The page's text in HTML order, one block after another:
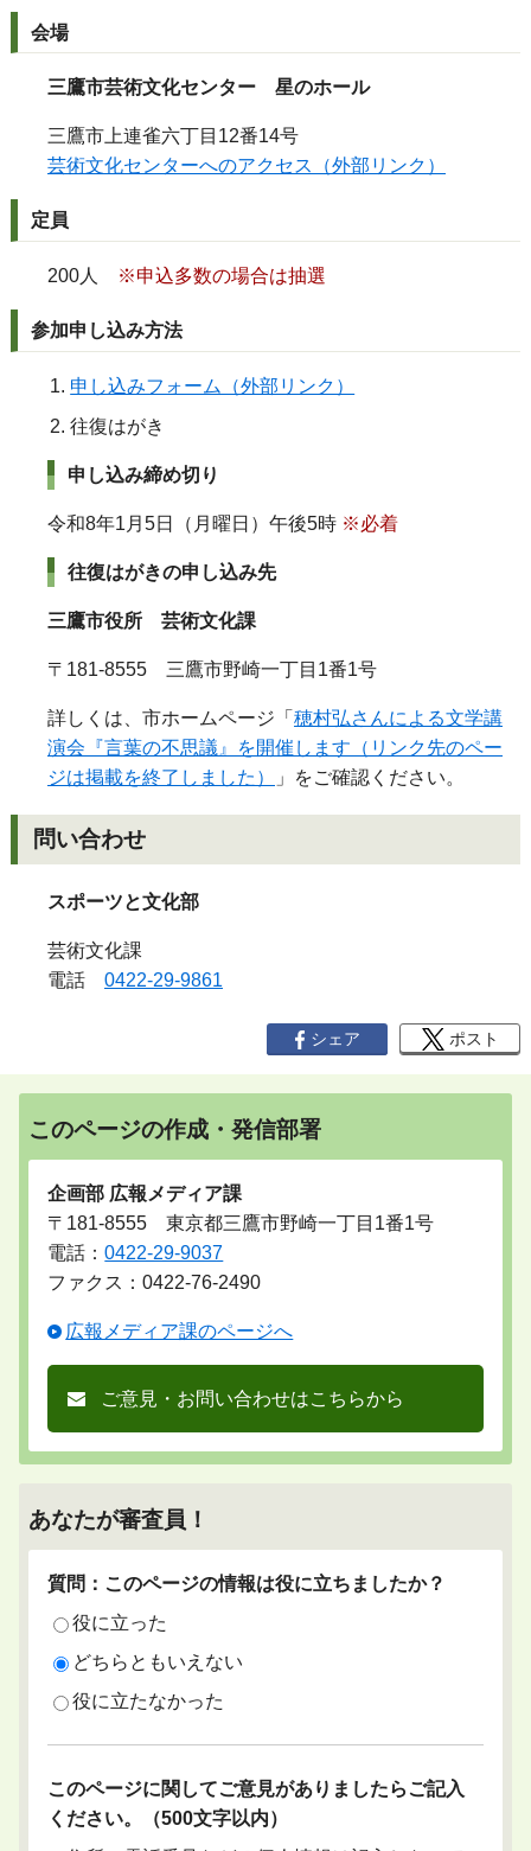
会場
三鷹市芸術文化センター 星のホール
三鷹市上連雀六丁目12番14号
芸術文化センターへのアクセス（外部リンク）
定員
200人 ※申込多数の場合は抽選
参加申し込み方法
申し込みフォーム（外部リンク）
往復はがき
申し込み締め切り
令和8年1月5日（月曜日）午後5時 ※必着
往復はがきの申し込み先
三鷹市役所 芸術文化課
〒181-8555 三鷹市野崎一丁目1番1号
詳しくは、市ホームページ「 穂村弘さんによる文学講
演会『言葉の不思議』を開催します（リンク先のペー
ジは掲載を終了しました）
」をご確認ください。
問い合わせ
スポーツと文化部
芸術文化課
電話 0422-29-9861
シェア ポスト
このページの作成・発信部署
企画部 広報メディア課
〒181-8555 東京都三鷹市野崎一丁目1番1号
電話：0422-29-9037
ファクス：0422-76-2490
広報メディア課のページへ
ご意見・お問い合わせはこちらから
あなたが審査員！
質問：このページの情報は役に立ちましたか？
役に立った
どちらともいえない
役に立たなかった
このページに関してご意見がありましたらご記入
ください。（500文字以内）